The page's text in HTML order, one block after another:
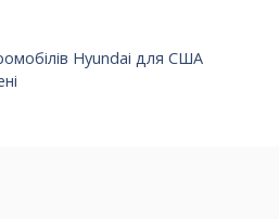
Hyundai для США